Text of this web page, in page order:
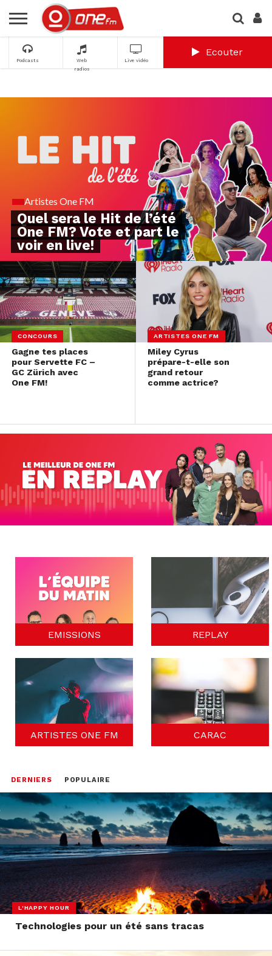
Podcasts
Web
radios
Live vidéo
Ecouter
Artistes One FM
Quel sera le Hit de l’été
One FM? Vote et part le
voir en live!
CONCOURS
Gagne tes places
pour Servette FC –
GC Zürich avec
One FM!
ARTISTES ONE FM
Miley Cyrus
prépare-t-elle son
grand retour
comme actrice?
EMISSIONS REPLAY
ARTISTES ONE FM CARAC
DERNIERS POPULAIRE
L'HAPPY HOUR
Technologies pour un été sans tracas